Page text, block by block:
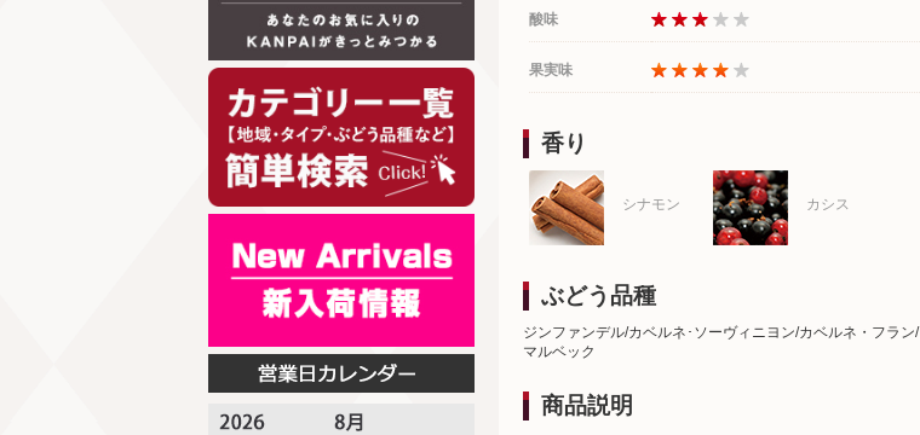
酸味
果実味
香り
シナモン カシス
ぶどう品種
ジンファンデル/カベルネ･ソーヴィニヨン/カベルネ・フラン/
マルベック
商品説明